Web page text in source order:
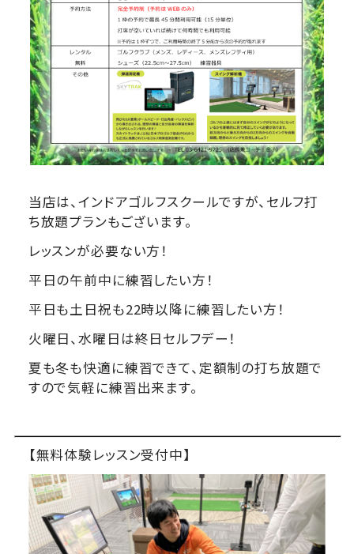
当店は、インドアゴルフスクールですが、セルフ打
ち放題プランもございます。
レッスンが必要ない方！
平日の午前中に練習したい方！
平日も土日祝も22時以降に練習したい方！
火曜日、水曜日は終日セルフデー！
夏も冬も快適に練習できて、定額制の打ち放題で
すので気軽に練習出来ます。
【無料体験レッスン受付中】